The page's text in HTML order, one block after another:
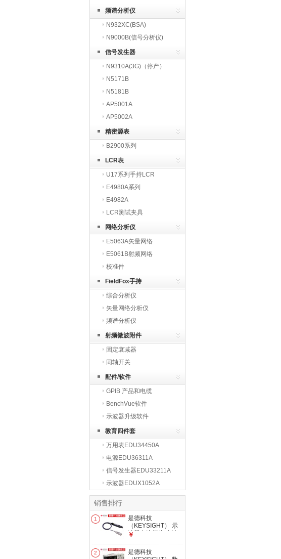
频谱分析仪
N932XC(BSA)
N9000B(信号分析仪)
信号发生器
N9310A(3G)（停产）
N5171B
N5181B
AP5001A
AP5002A
精密源表
B2900系列
LCR表
U17系列手持LCR
E4980A系列
E4982A
LCR测试夹具
网络分析仪
E5063A矢量网络
E5061B射频网络
校准件
FieldFox手持
综合分析仪
矢量网络分析仪
频谱分析仪
射频微波附件
固定衰减器
同轴开关
配件/软件
GPIB 产品和电缆
BenchVue软件
示波器升级软件
教育四件套
万用表EDU34450A
电源EDU36311A
信号发生器EDU33211A
示波器EDUX1052A
销售排行
1
是德科技
（KEYSIGHT） 示
波器电流探头 交流/
器附件 1147B
￥
2
是德科技